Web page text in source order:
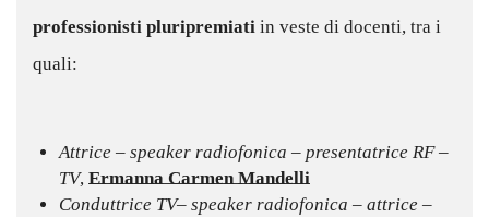
professionisti pluripremiati in veste di docenti, tra i
quali:
Attrice – speaker radiofonica – presentatrice RF –
TV, Ermanna Carmen Mandelli
Conduttrice TV– speaker radiofonica – attrice –